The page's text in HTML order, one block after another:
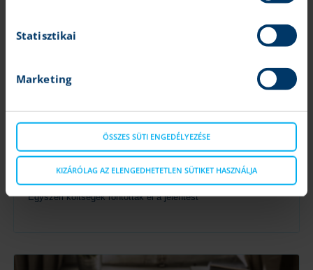
Statisztikai
Marketing
ÖSSZES SÜTI ENGEDÉLYEZÉSE
KIZÁRÓLAG AZ ELENGEDHETETLEN SÜTIKET HASZNÁLJA
Netflix: Elmaradt a vastaps a befektetőktől
Varga Dániel|Jakub Blaha|2025.10.22 13:18
Egyszeri költségek rontották el a jelentést